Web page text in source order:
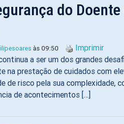
do
às 09:50
Imprimir
a ser um dos grandes
na prestação de cuidados com
de risco pela sua complexidade,
de acontecimentos […]